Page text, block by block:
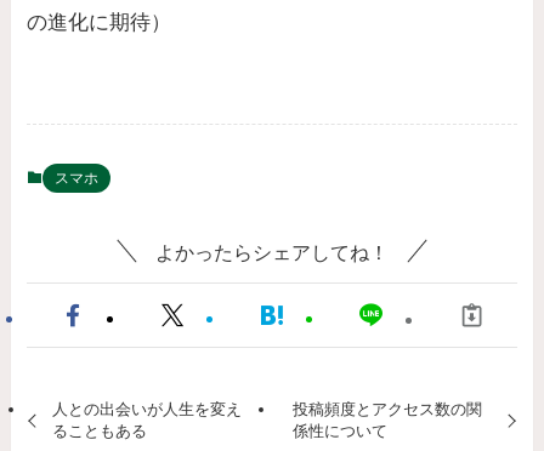
の進化に期待）
スマホ
よかったらシェアしてね！
人との出会いが人生を変え
ることもある
投稿頻度とアクセス数の関
係性について